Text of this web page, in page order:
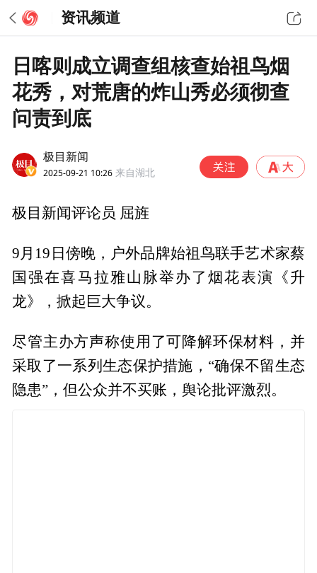
资讯频道
日喀则成立调查组核查始祖鸟烟
花秀，对荒唐的炸山秀必须彻查
问责到底
极目新闻
2025-09-21 10:26 来自湖北
极目新闻评论员 屈旌
9月19日傍晚，户外品牌始祖鸟联手艺术家蔡
国强在喜马拉雅山脉举办了烟花表演《升
龙》，掀起巨大争议。
尽管主办方声称使用了可降解环保材料，并
采取了一系列生态保护措施，“确保不留生态
隐患”，但公众并不买账，舆论批评激烈。